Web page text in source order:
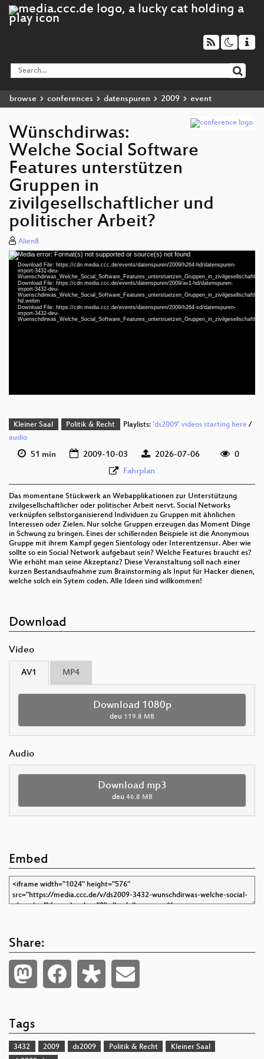
browse conferences datenspuren 2009 event
Wünschdirwas:
Welche Social Software
Features unterstützen
Gruppen in
zivilgesellschaftlicher und
politischer Arbeit?
Alien8
Video
Player
Media error: Format(s) not supported or source(s) not found
Download File: https://cdn.media.ccc.de/events/datenspuren/2009/h264-hd/datenspuren-
import-3432-deu-
Download File: https://cdn.media.ccc.de/events/datenspuren/2009/av1-hd/datenspuren-
import-3432-deu-
hd.webm
Download File: https://cdn.media.ccc.de/events/datenspuren/2009/h264-sd/datenspuren-
import-3432-deu-
Kleiner Saal Politik & Recht Playlists: 'ds2009' videos starting here/
audio
51 min 2009-10-03 2026-07-06
0
Fahrplan
Das momentane Stückwerk an Webapplikationen zur Unterstützung
zivilgesellschaftlicher oder politischer Arbeit nervt. Social Networks
verknüpfen selbstorganisierend Individuen zu Gruppen mit ähnlichen
Interessen oder Zielen. Nur solche Gruppen erzeugen das Moment Dinge
in Schwung zu bringen. Eines der schillernden Beispiele ist die Anonymous
Gruppe mit ihrem Kampf gegen Sientology oder Interentzensur. Aber wie
sollte so ein Social Network aufgebaut sein? Welche Features braucht es?
Wie erhöht man seine Akzeptanz? Diese Veranstaltung soll nach einer
kurzen Bestandsaufnahme zum Brainstorming als Input für Hacker dienen,
welche solch ein Sytem coden. Alle Ideen sind willkommen!
Download
Video
AV1 MP4
Download 1080p
deu 119.8 MB
Audio
Download mp3
deu 46.8 MB
Embed
Share:
Tags
3432 2009 ds2009 Politik & Recht
Kleiner Saal